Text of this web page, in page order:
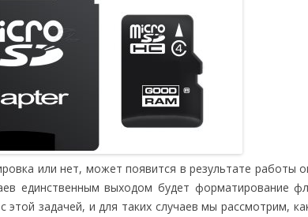
или нет, может появится в результате работы
единственным выходом будет форматирование
задачей, и для таких случаев мы рассмотрим,